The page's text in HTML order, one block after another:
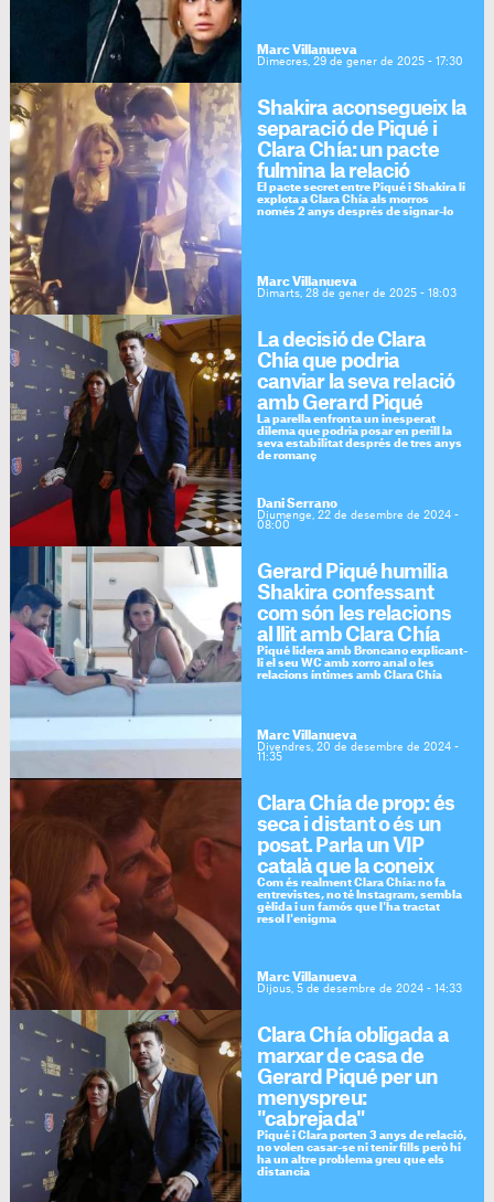
Marc Villanueva
Dimecres, 29 de gener de 2025 - 17:30
Shakira aconsegueix la
separació de Piqué i
Clara Chía: un pacte
fulmina la relació
El pacte secret entre Piqué i Shakira li
explota a Clara Chía als morros
només 2 anys després de signar-lo
Marc Villanueva
Dimarts, 28 de gener de 2025 - 18:03
La decisió de Clara
Chía que podria
canviar la seva relació
amb Gerard Piqué
La parella enfronta un inesperat
dilema que podria posar en perill la
seva estabilitat després de tres anys
de romanç
Dani Serrano
Diumenge, 22 de desembre de 2024 -
08:00
Gerard Piqué humilia
Shakira confessant
com són les relacions
al llit amb Clara Chía
Piqué lidera amb Broncano explicant-
li el seu WC amb xorro anal o les
relacions íntimes amb Clara Chía
Marc Villanueva
Divendres, 20 de desembre de 2024 -
11:35
Clara Chía de prop: és
seca i distant o és un
posat. Parla un VIP
català que la coneix
Com és realment Clara Chía: no fa
entrevistes, no té Instagram, sembla
gèlida i un famós que l'ha tractat
resol l'enigma
Marc Villanueva
Dijous, 5 de desembre de 2024 - 14:33
Clara Chía obligada a
marxar de casa de
Gerard Piqué per un
menyspreu:
"cabrejada"
Piqué i Clara porten 3 anys de relació,
no volen casar-se ni tenir fills però hi
ha un altre problema greu que els
distancia